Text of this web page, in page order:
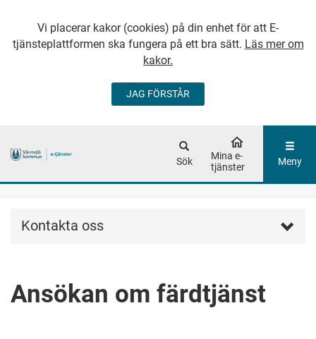
Vi placerar kakor (cookies) på din enhet för att E-
tjänsteplattformen ska fungera på ett bra sätt. Läs mer om
kakor.
JAG FÖRSTÅR
GÅ DIREKT TILL
Sök
Mina e-
tjänster
Meny
Kontakta oss
Ansökan om färdtjänst